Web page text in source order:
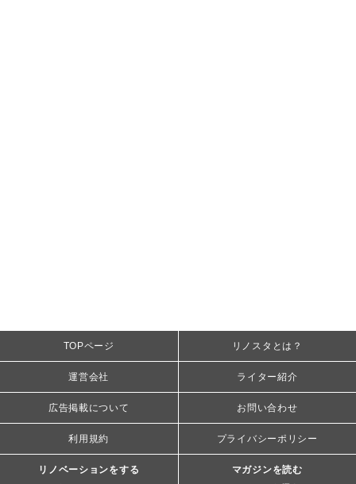
TOPページ リノスタとは？
運営会社 ライター紹介
広告掲載について お問い合わせ
利用規約 プライバシーポリシー
リノベーションをする マガジンを読む